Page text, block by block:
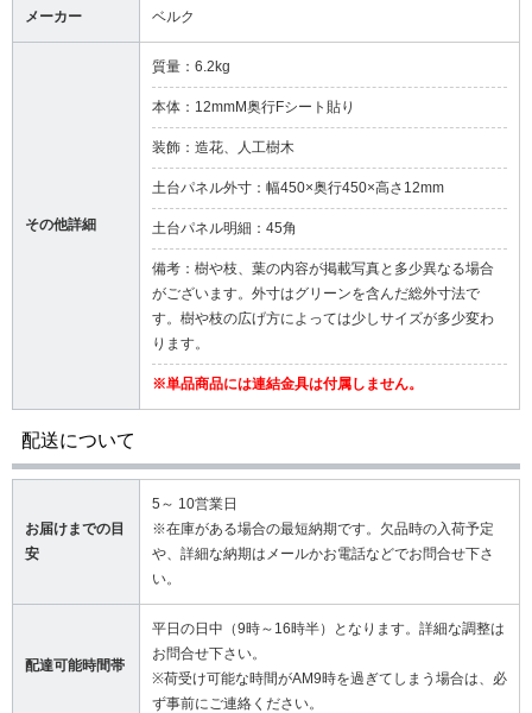
メーカー ベルク
その他詳細
質量：6.2kg
本体：12mmM奥行Fシート貼り
装飾：造花、人工樹木
土台パネル外寸：幅450×奥行450×高さ12mm
土台パネル明細：45角
備考：樹や枝、葉の内容が掲載写真と多少異なる場合
がございます。外寸はグリーンを含んだ総外寸法で
す。樹や枝の広げ方によっては少しサイズが多少変わ
ります。
※単品商品には連結金具は付属しません。
配送について
お届けまでの目
安
5～ 10営業日
※在庫がある場合の最短納期です。欠品時の入荷予定
や、詳細な納期はメールかお電話などでお問合せ下さ
い。
配達可能時間帯
平日の日中（9時～16時半）となります。詳細な調整は
お問合せ下さい。
※荷受け可能な時間がAM9時を過ぎてしまう場合は、必
ず事前にご連絡ください。